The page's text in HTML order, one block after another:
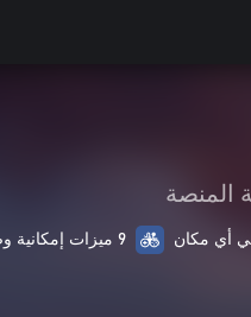
المنصة
9 ميزات إمكانية وصول ذوي الاحتياجات الخاصة